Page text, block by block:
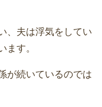
、夫は浮気をしてい
ます。
が続いているのでは